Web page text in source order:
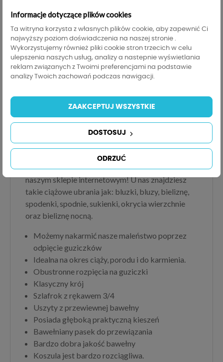
dodatkiem elastanu zatem świetnie dopasują się
do kształtów Twojej zmieniającej się sylwetki.
Nasza koszula nocna do karmienia z szlafrokiem
posiada wszyte dyskretnie guziki, które
umożliwiają szybki i łatwy dostęp do piersi.
Proponowany zestaw ma uniwersalny kolor i
przyjazny dla oka wzór w serca. Ten wariant
dostępny jest w rozmiarach od S do 2XL. Jeśli
jednak szukasz koszuli nocnej o innej kolorystyce,
zachęcamy do zapoznania się z naszymi
pozostałymi propozycjami z tej kategorii. Szukasz
innego produktu? Sprawdź pozostałe kategorie w
naszym sklepie internetowym! U nas znajdziesz
takie ciążowe ubrania jak: bluzki, bluzy, bieliznę,
spodenki, spodnie, sukienki, okrycia wierzchnie
oraz bieliznę nocną.
Możemy nakarmić nasze maleństwo poprzez
odpięcie guziczków
Idealna na okres ciąży, porodu i do karmienia.
Obustronne rozpięcia na guziczki
Klasyczny krój
Szlafrok z rękawem 3/4
Uszyty z przewiewnej bawełny
Posiada głęboką praktyczną kieszeń
Bawełniany pasek do przewiązania
Bardzo dobra jakość bawełny
Koszula jest bardzo rozciągliwa.
Informacje dotyczące plików cookies
Ta witryna korzysta z własnych plików cookie, aby zapewnić Ci
najwyższy poziom doświadczenia na naszej stronie .
Wykorzystujemy również pliki cookie stron trzecich w celu
ulepszenia naszych usług, analizy a nastepnie wyświetlania
reklam związanych z Twoimi preferencjami na podstawie
analizy Twoich zachowań podczas nawigacji.
ODRZUĆ
DOSTOSUJ
ZAAKCEPTUJ WSZYSTKIE